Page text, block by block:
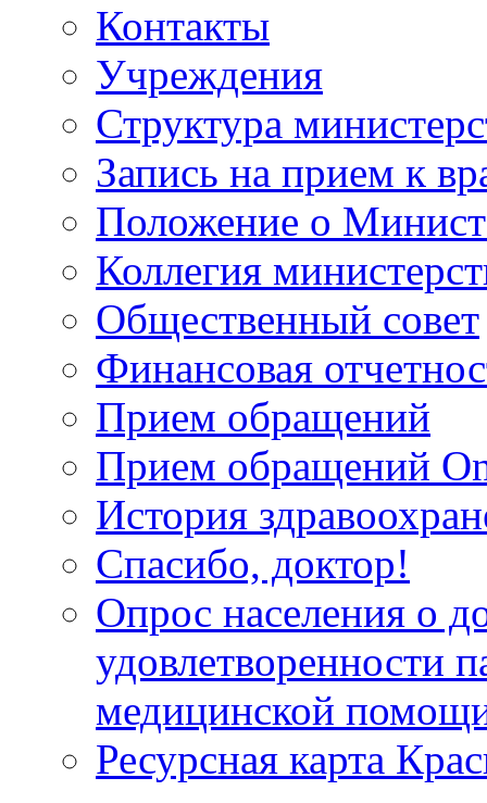
Контакты
Учреждения
Структура
Запись на прием к
Положение о
Коллегия
Общественный совет
Финансовая
Прием обращений
Прием обращений
История
Спасибо, доктор!
Опрос населения о
удовлетворенности
медицинской
Ресурсная карта